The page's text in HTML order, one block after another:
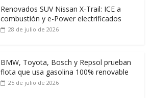
Renovados SUV Nissan X-Trail: ICE a
combustión y e-Power electrificados
28 de julio de 2026
BMW, Toyota, Bosch y Repsol prueban
flota que usa gasolina 100% renovable
25 de julio de 2026